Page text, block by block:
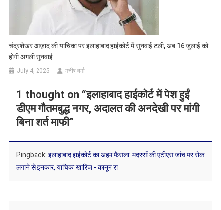
चंद्रशेखर आज़ाद की याचिका पर इलाहाबाद हाईकोर्ट में सुनवाई टली, अब 16 जुलाई को
होगी अगली सुनवाई
July 4, 2025 मनीष वर्मा
1 thought on “इलाहाबाद हाईकोर्ट में पेश हुईं
डीएम गौतमबुद्ध नगर, अदालत की अनदेखी पर मांगी
बिना शर्त माफी”
Pingback: इलाहाबाद हाईकोर्ट का अहम फैसला: मदरसों की एटीएस जांच पर रोक
लगाने से इनकार, याचिका खारिज - कानून रा